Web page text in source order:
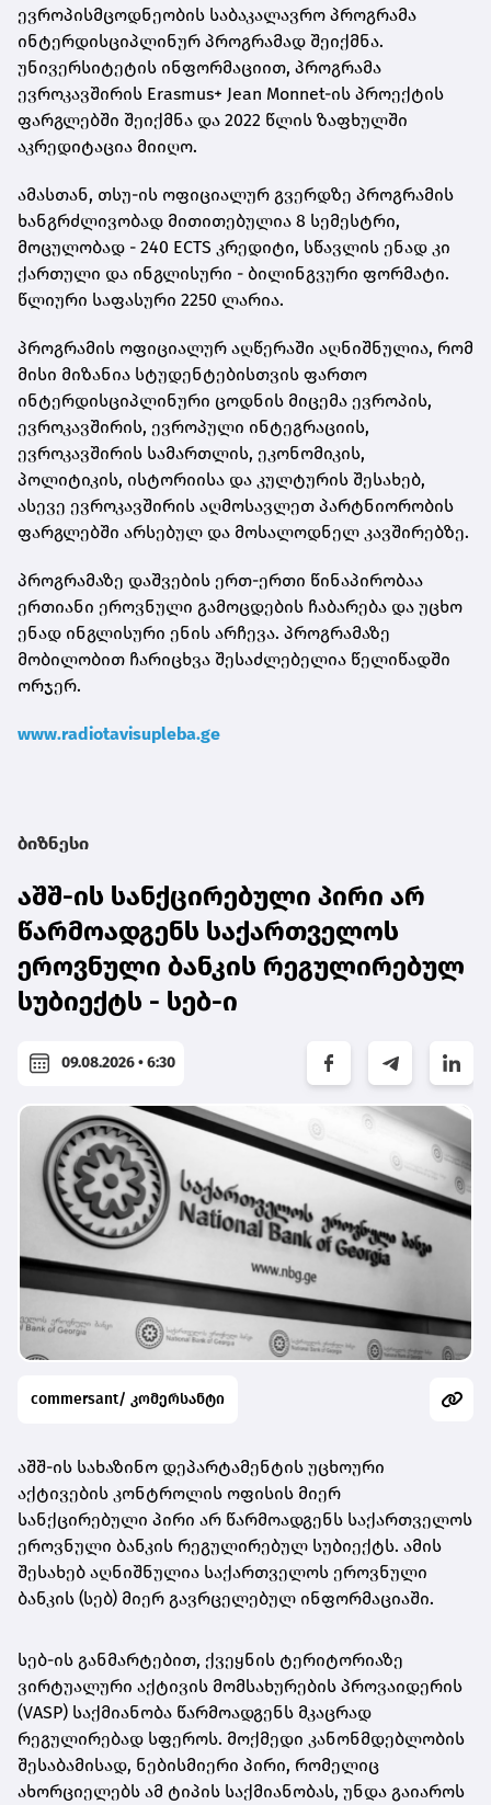
ევროპისმცოდნეობის საბაკალავრო პროგრამა
ინტერდისციპლინურ პროგრამად შეიქმნა.
უნივერსიტეტის ინფორმაციით, პროგრამა
ევროკავშირის Erasmus+ Jean Monnet-ის პროექტის
ფარგლებში შეიქმნა და 2022 წლის ზაფხულში
აკრედიტაცია მიიღო.
ამასთან, თსუ-ის ოფიციალურ გვერდზე პროგრამის
ხანგრძლივობად მითითებულია 8 სემესტრი,
მოცულობად - 240 ECTS კრედიტი, სწავლის ენად კი
ქართული და ინგლისური - ბილინგვური ფორმატი.
წლიური საფასური 2250 ლარია.
პროგრამის ოფიციალურ აღწერაში აღნიშნულია, რომ
მისი მიზანია სტუდენტებისთვის ფართო
ინტერდისციპლინური ცოდნის მიცემა ევროპის,
ევროკავშირის, ევროპული ინტეგრაციის,
ევროკავშირის სამართლის, ეკონომიკის,
პოლიტიკის, ისტორიისა და კულტურის შესახებ,
ასევე ევროკავშირის აღმოსავლეთ პარტნიორობის
ფარგლებში არსებულ და მოსალოდნელ კავშირებზე.
პროგრამაზე დაშვების ერთ-ერთი წინაპირობაა
ერთიანი ეროვნული გამოცდების ჩაბარება და უცხო
ენად ინგლისური ენის არჩევა. პროგრამაზე
მობილობით ჩარიცხვა შესაძლებელია წელიწადში
ორჯერ.
www.radiotavisupleba.ge
ბიზნესი
აშშ-ის სანქცირებული პირი არ
წარმოადგენს საქართველოს
ეროვნული ბანკის რეგულირებულ
სუბიექტს - სებ-ი
09.08.2026 • 6:30
commersant/ კომერსანტი
აშშ-ის სახაზინო დეპარტამენტის უცხოური
აქტივების კონტროლის ოფისის მიერ
სანქცირებული პირი არ წარმოადგენს საქართველოს
ეროვნული ბანკის რეგულირებულ სუბიექტს. ამის
შესახებ აღნიშნულია საქართველოს ეროვნული
ბანკის (სებ) მიერ გავრცელებულ ინფორმაციაში.
სებ-ის განმარტებით, ქვეყნის ტერიტორიაზე
ვირტუალური აქტივის მომსახურების პროვაიდერის
(VASP) საქმიანობა წარმოადგენს მკაცრად
რეგულირებად სფეროს. მოქმედი კანონმდებლობის
შესაბამისად, ნებისმიერი პირი, რომელიც
ახორციელებს ამ ტიპის საქმიანობას, უნდა გაიაროს